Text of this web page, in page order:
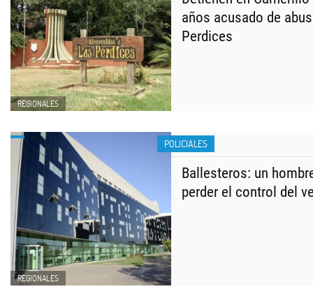
REGIONALES
años acusado de
Perdices
POLICIALES
REGIONALES
Ballesteros: un
perder el control del